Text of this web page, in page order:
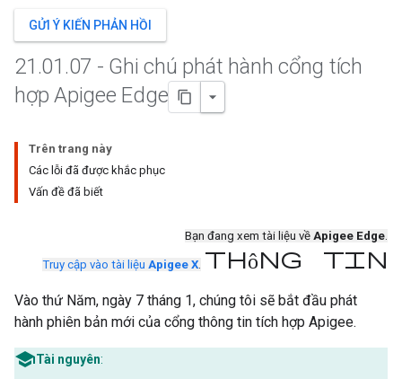
GỬI Ý KIẾN PHẢN HỒI
21 .01 .07 - Ghi chú phát hành cổng tích
hợp Apigee Edge
Trên trang này
Các lỗi đã được khắc phục
Vấn đề đã biết
Bạn đang xem tài liệu về Apigee Edge.
Truy cập vào tài liệu Apigee X. Thông tin
Vào thứ Năm, ngày 7 tháng 1, chúng tôi sẽ bắt đầu phát
hành phiên bản mới của cổng thông tin tích hợp Apigee.
Tài nguyên: